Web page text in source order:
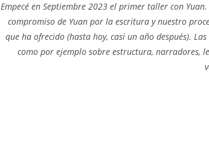
Empecé en Septiembre 2023 el primer taller con
compromiso de Yuan por la escritura y nuestro
que ha ofrecido (hasta hoy, casi un año después).
como por ejemplo sobre estructura, narradores,